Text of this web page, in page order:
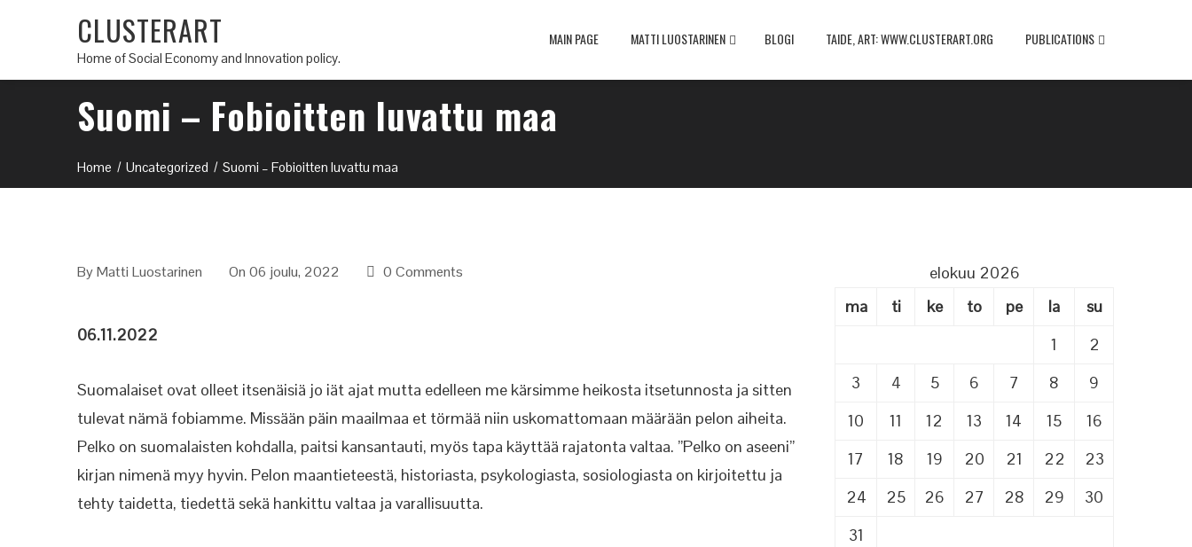
CLUSTERART
Home of Social Economy and Innovation policy.
MAIN PAGE MATTI LUOSTARINEN BLOGI TAIDE, ART: WWW.CLUSTERART.ORG PUBLICATIONS
Suomi – Fobioitten luvattu maa
Home Uncategorized Suomi – Fobioitten luvattu maa
ByMatti Luostarinen On 06 joulu, 2022 0 Comments
06.11.2022
Suomalaiset ovat olleet itsenäisiä jo iät ajat mutta edelleen me kärsimme heikosta itsetunnosta ja sitten
tulevat nämä fobiamme. Missään päin maailmaa et törmää niin uskomattomaan määrään pelon aiheita.
Pelko on suomalaisten kohdalla, paitsi kansantauti, myös tapa käyttää rajatonta valtaa. ”Pelko on aseeni”
kirjan nimenä myy hyvin. Pelon maantieteestä, historiasta, psykologiasta, sosiologiasta on kirjoitettu ja
tehty taidetta, tiedettä sekä hankittu valtaa ja varallisuutta.
elokuu 2026
ma
ti ke to pe la
su
1
2
3
4 5 6 7 8
9
10
11 12 13 14 15
16
17
18 19 20 21 22
23
24
25 26 27 28 29
30
31